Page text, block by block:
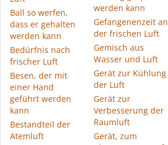
Ball so werfen,
dass er gehalten
werden kann
Bedürfnis nach
frischer Luft
Besen, der mit
einer Hand
geführt werden
kann
Bestandteil der
Atemluft
werden kann
Gefangenenzeit an
der frischen Luft
Gemisch aus
Wasser und Luft
Gerät zur Kühlung
der Luft
Gerät zur
Verbesserung der
Raumluft
Gerät, zum